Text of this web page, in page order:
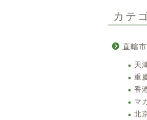
カテ
直轄
天
重
香
マ
北